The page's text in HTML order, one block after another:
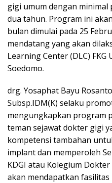
gigi umum dengan minimal
dua tahun. Program ini
bulan dimulai pada 25
mendatang yang akan
Learning Center (DLC) FKG
Soedomo.
drg. Yosaphat Bayu
Subsp.IDM(K) selaku
mengungkapkan program
teman sejawat dokter gigi
kompetensi tambahan
implant dan memperoleh
KDGI atau Kolegium
akan mendapatkan